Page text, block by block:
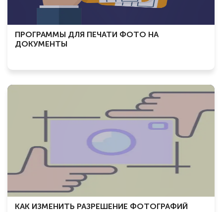
ПРОГРАММЫ ДЛЯ ПЕЧАТИ ФОТО НА
ДОКУМЕНТЫ
КАК ИЗМЕНИТЬ РАЗРЕШЕНИЕ ФОТОГРАФИЙ